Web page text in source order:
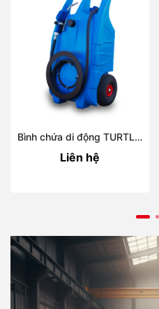
Bình chứa di động TURTLE 100 L Blue
Liên hệ